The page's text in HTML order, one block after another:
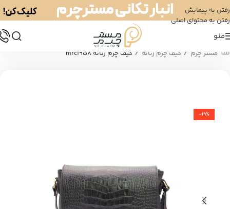
رفتن به پیمایش
رفتن به محتوای اصلی
منو
مستر چرم / کیف چرم زنانه / کیف چرم زنانه mrc1958
-19%